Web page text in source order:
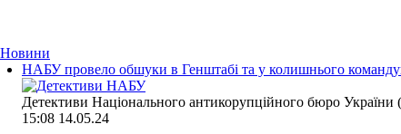
Новини
НАБУ провело обшуки в Генштабі та у колишнього
Детективи Національного антикорупційного бюро
15:08 14.05.24